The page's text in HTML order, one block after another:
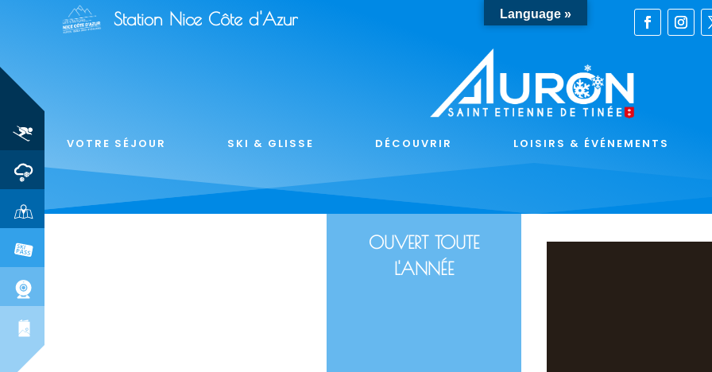
Station Nice Côte d'Azur
VOTRE SÉJOUR SKI & GLISSE DÉCOUVRIR LOISIRS & ÉVÉNEMENTS
OUVERT TOUTE
L'ANNÉE
Language »